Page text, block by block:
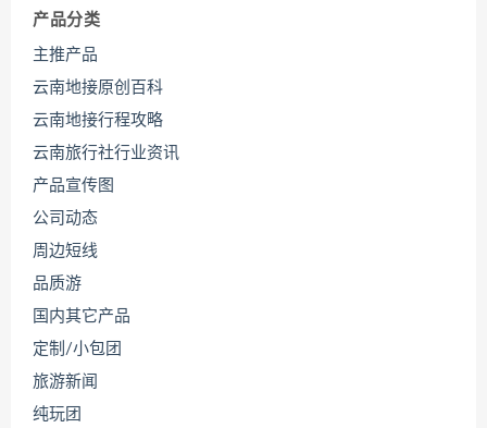
产品分类
主推产品
云南地接原创百科
云南地接行程攻略
云南旅行社行业资讯
产品宣传图
公司动态
周边短线
品质游
国内其它产品
定制/小包团
旅游新闻
纯玩团